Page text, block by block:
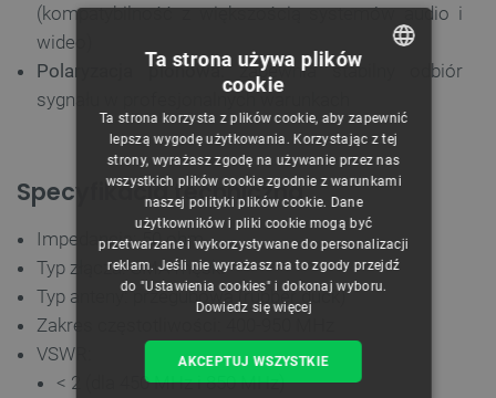
(kompatybilność z większością systemów audio i
wideo)
Polaryzacja pionowa:zapewnia stabilny odbiór
sygnału w profesjonalnych warunkach
Specyfikacja techniczna
Impedancja: 50 ohm
Typ złącza: SMA męski
Typ anteny: przegubowa (rubber duck)
Zakres częstotliwości: 400-950 MHz
VSWR:
< 2 (dla 450 MHz i 850 MHz)
CZECH
ENGLISH
GERMAN
Ta strona używa plików
cookie
Ta strona korzysta z plików cookie, aby zapewnić
lepszą wygodę użytkowania. Korzystając z tej
strony, wyrażasz zgodę na używanie przez nas
wszystkich plików cookie zgodnie z warunkami
naszej polityki plików cookie. Dane
użytkowników i pliki cookie mogą być
przetwarzane i wykorzystywane do personalizacji
reklam. Jeśli nie wyrażasz na to zgody przejdź
do "Ustawienia cookies" i dokonaj wyboru.
Dowiedz się więcej
AKCEPTUJ WSZYSTKIE